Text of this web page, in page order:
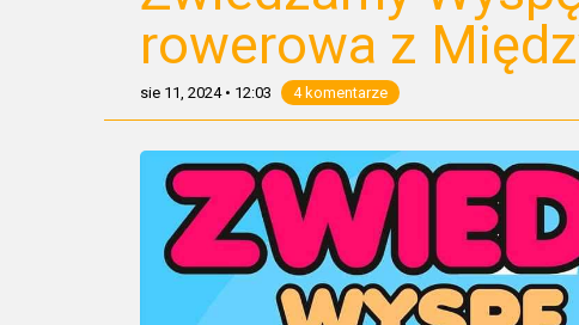
rowerowa z
sie 11, 2024• 12:03 4 komentarze